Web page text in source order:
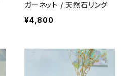
ガーネット / 天然石リング
¥4,800